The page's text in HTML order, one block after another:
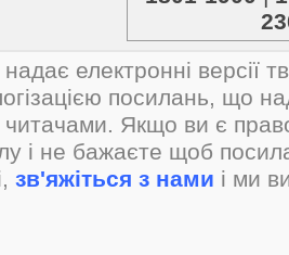
електронні версії
посилань, що
Якщо ви є
і не бажаєте щоб
зв'яжіться з нами і ми